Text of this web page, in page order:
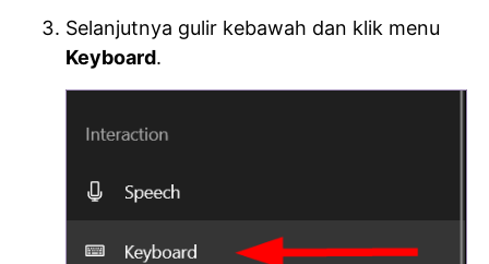
Selanjutnya gulir kebawah dan klik menu
Keyboard.